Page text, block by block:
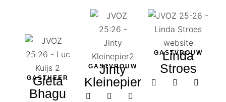
GASTHEER
Gieta
Bhagu
GASTVROUW
Jinty
Kleinepier
GASTVROUW
Linda
Stroes